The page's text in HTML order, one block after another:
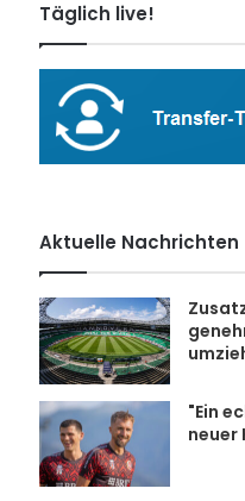
Täglich live!
Aktuelle Nachrichten
"Ein
neuer